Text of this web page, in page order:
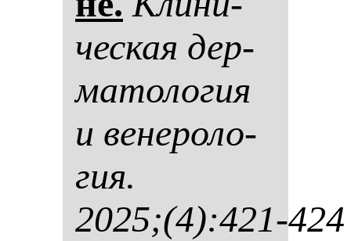
чес­кая дер­
ма­то­ло­гия
и ве­не­ро­ло­
гия.
2025;(4):421-424